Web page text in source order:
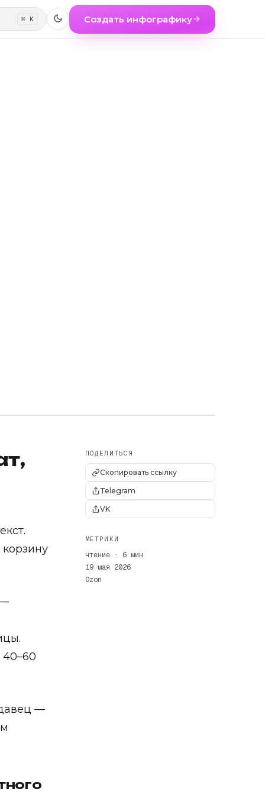
⌘ K Создать инфографику
корзину
—
40–60
—
ПОДЕЛИТЬСЯ
Скопировать ссылку
Telegram
VK
МЕТРИКИ
чтение · 6 мин
19 мая 2026
Ozon